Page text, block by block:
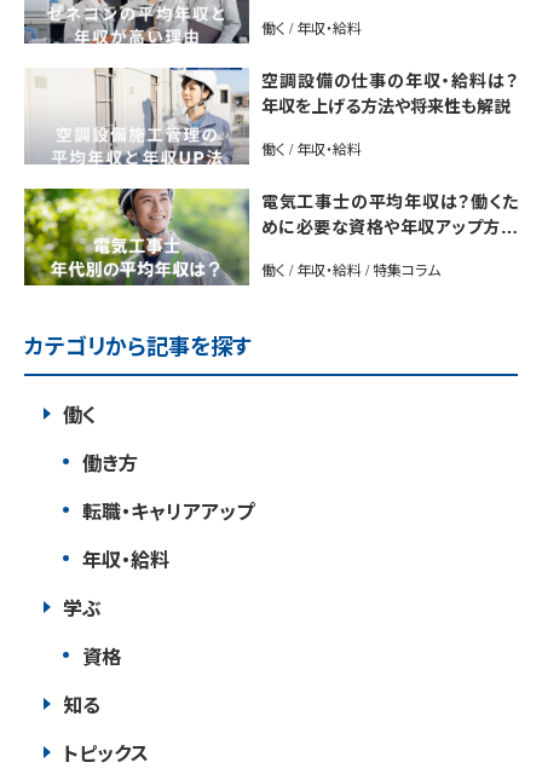
働く / 年収・給料
空調設備の仕事の年収・給料は？
年収を上げる方法や将来性も解説
働く / 年収・給料
電気工事士の平均年収は？働くた
めに必要な資格や年収アップ方法
働く / 年収・給料 / 特集コラム
カテゴリから記事を探す
働く
働き方
転職・キャリアアップ
年収・給料
学ぶ
資格
知る
トピックス